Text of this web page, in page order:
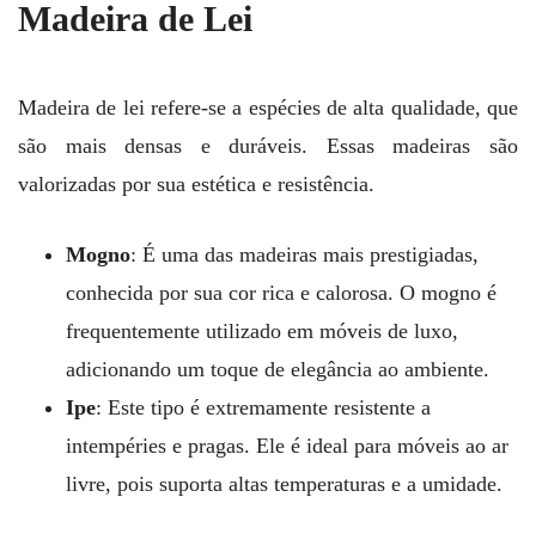
Madeira de Lei
Madeira de lei refere-se a espécies de alta qualidade, que
são mais densas e duráveis. Essas madeiras são
valorizadas por sua estética e resistência.
Mogno: É uma das madeiras mais prestigiadas,
conhecida por sua cor rica e calorosa. O mogno é
frequentemente utilizado em móveis de luxo,
adicionando um toque de elegância ao ambiente.
Ipe: Este tipo é extremamente resistente a
intempéries e pragas. Ele é ideal para móveis ao ar
livre, pois suporta altas temperaturas e a umidade.